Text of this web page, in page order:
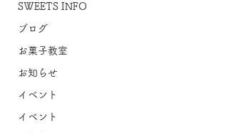
SWEETS INFO
ブログ
お菓子教室
お知らせ
イベント
イベント